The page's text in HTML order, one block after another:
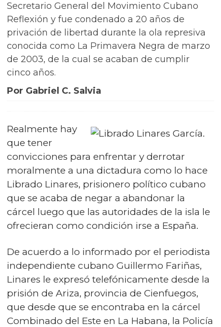
Secretario General del Movimiento Cubano
Reflexión y fue condenado a 20 años de
privación de libertad durante la ola represiva
conocida como La Primavera Negra de marzo
de 2003, de la cual se acaban de cumplir
cinco años.
Por Gabriel C. Salvia
Realmente hay
que tener
convicciones para enfrentar y derrotar
moralmente a una dictadura como lo hace
Librado Linares, prisionero político cubano
que se acaba de negar a abandonar la
cárcel luego que las autoridades de la isla le
ofrecieran como condición irse a España.
De acuerdo a lo informado por el periodista
independiente cubano Guillermo Fariñas,
Linares le expresó telefónicamente desde la
prisión de Ariza, provincia de Cienfuegos,
que desde que se encontraba en la cárcel
Combinado del Este en La Habana, la Policía